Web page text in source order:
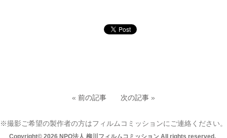
« 前の記事 次の記事»
※撮影ご希望の製作者の方はフィルムコミッションにご連絡ください。
Copyright© 2026 NPO法人 柳川フィルムコミッション All rights reserved.